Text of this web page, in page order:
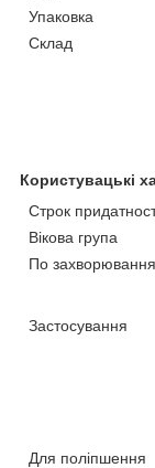
Упаковка
Склад
Користувацькі
Строк
Вікова група
По
Застосування
Для поліпшення